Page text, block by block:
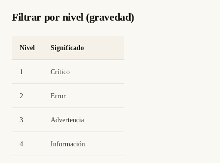
Filtrar por nivel (gravedad)
Nivel Significado
1 Crítico
2 Error
3 Advertencia
4 Información